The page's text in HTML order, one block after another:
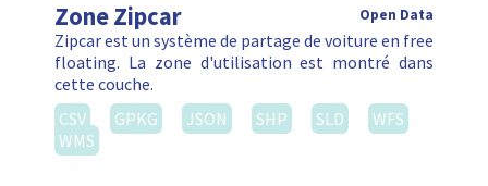
Zone Zipcar Open Data
Zipcar est un système de partage de voiture en free
floating. La zone d'utilisation est montré dans
cette couche.
CSV
GPKG JSON SHP SLD
WFS
WMS